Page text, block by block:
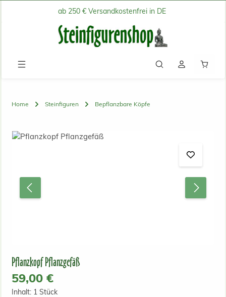
Zum Hauptinhalt springenab 250 € Versandkostenfrei in DE
Home Steinfiguren Bepflanzbare Köpfe
Bildergalerie überspringen
Pflanzkopf Pflanzgefäß
Regulärer Preis:
59,00 €
Inhalt: 1 Stück